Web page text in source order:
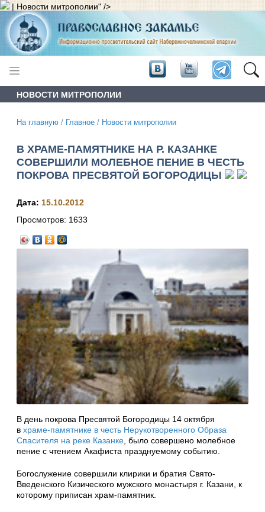
| Новости митрополии" />
НОВОСТИ МИТРОПОЛИИ
На главную / Главное / Новости митрополии
В ХРАМЕ-ПАМЯТНИКЕ НА Р. КАЗАНКЕ
СОВЕРШИЛИ МОЛЕБНОЕ ПЕНИЕ В ЧЕСТЬ
ПОКРОВА ПРЕСВЯТОЙ БОГОРОДИЦЫ
Дата: 15.10.2012
Просмотров: 1633
В день покрова Пресвятой Богородицы 14 октября
в храме-памятнике в честь Нерукотворенного Образа
Спасителя на реке Казанке, было совершено молебное
пение с чтением Акафиста празднуемому событию.
Богослужение совершили клирики и братия Свято-
Введенского Кизического мужского монастыря г. Казани, к
которому приписан храм-памятник.